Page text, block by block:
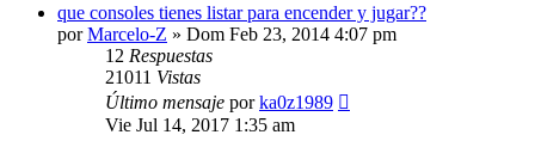
que consoles tienes listar para encender y jugar??
porMarcelo-Z » Dom Feb 23, 2014 4:07 pm
12 Respuestas
21011 Vistas
Último mensaje porka0z1989
Vie Jul 14, 2017 1:35 am